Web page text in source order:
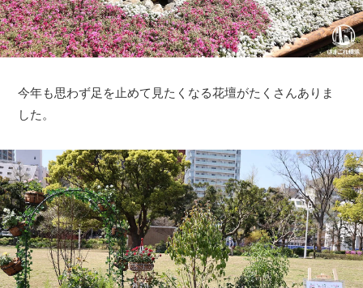
今年も思わず足を止めて見たくなる花壇がたくさんありま
した。